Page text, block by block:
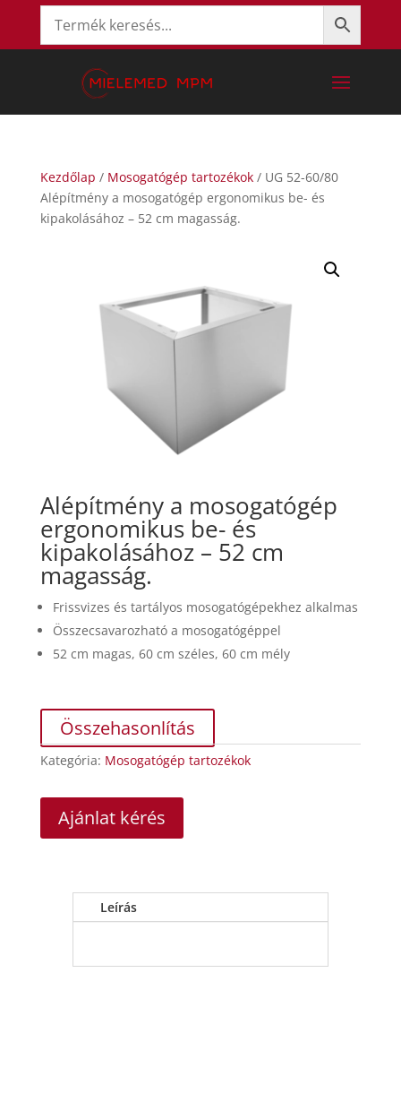
Kezdőlap / Mosogatógép tartozékok/ UG 52-60/80
Alépítmény a mosogatógép ergonomikus be- és
kipakolásához – 52 cm magasság.
Alépítménya mosogatógép
ergonomikus be- és
kipakolásához – 52 cm
magasság.
Frissvizes és tartályos mosogatógépekhez alkalmas
Összecsavarozható a mosogatógéppel
52 cm magas, 60 cm széles, 60 cm mély
Összehasonlítás
Kategória: Mosogatógép tartozékok
Ajánlat kérés
Leírás